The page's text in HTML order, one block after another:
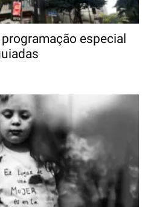
especial